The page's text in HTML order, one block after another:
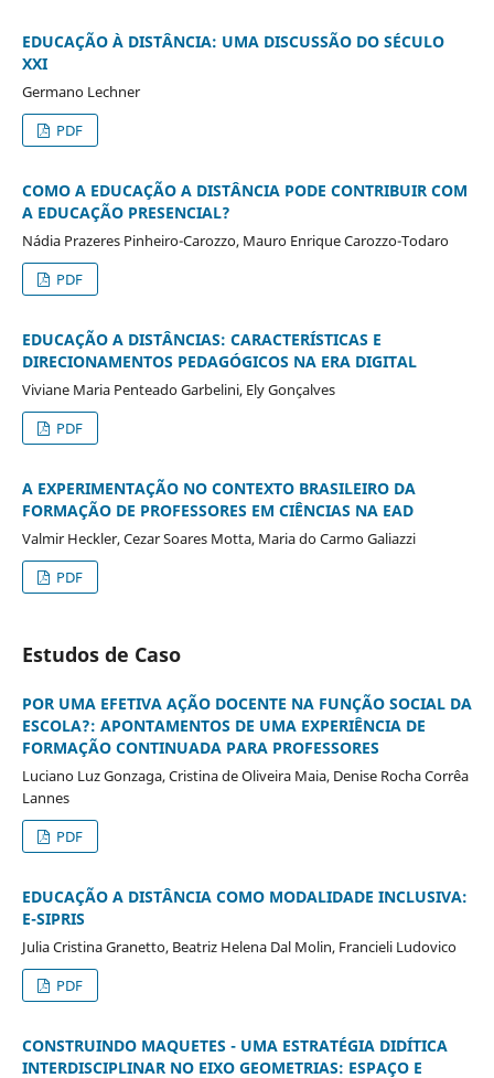
EDUCAÇÃO À DISTÂNCIA: UMA DISCUSSÃO DO SÉCULO
XXI
Germano Lechner
PDF
COMO A EDUCAÇÃO A DISTÂNCIA PODE CONTRIBUIR COM
A EDUCAÇÃO PRESENCIAL?
Nádia Prazeres Pinheiro-Carozzo, Mauro Enrique Carozzo-Todaro
PDF
EDUCAÇÃO A DISTÂNCIAS: CARACTERÍSTICAS E
DIRECIONAMENTOS PEDAGÓGICOS NA ERA DIGITAL
Viviane Maria Penteado Garbelini, Ely Gonçalves
PDF
A EXPERIMENTAÇÃO NO CONTEXTO BRASILEIRO DA
FORMAÇÃO DE PROFESSORES EM CIÊNCIAS NA EAD
Valmir Heckler, Cezar Soares Motta, Maria do Carmo Galiazzi
PDF
Estudos de Caso
POR UMA EFETIVA AÇÃO DOCENTE NA FUNÇÃO SOCIAL DA
ESCOLA?: APONTAMENTOS DE UMA EXPERIÊNCIA DE
FORMAÇÃO CONTINUADA PARA PROFESSORES
Luciano Luz Gonzaga, Cristina de Oliveira Maia, Denise Rocha Corrêa
Lannes
PDF
EDUCAÇÃO A DISTÂNCIA COMO MODALIDADE INCLUSIVA:
E-SIPRIS
Julia Cristina Granetto, Beatriz Helena Dal Molin, Francieli Ludovico
PDF
CONSTRUINDO MAQUETES - UMA ESTRATÉGIA DIDÍTICA
INTERDISCIPLINAR NO EIXO GEOMETRIAS: ESPAÇO E